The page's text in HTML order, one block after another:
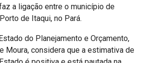
a ligação entre o município de
de Itaqui, no Pará.
do Planejamento e Orçamento,
Moura, considera que a estimativa de